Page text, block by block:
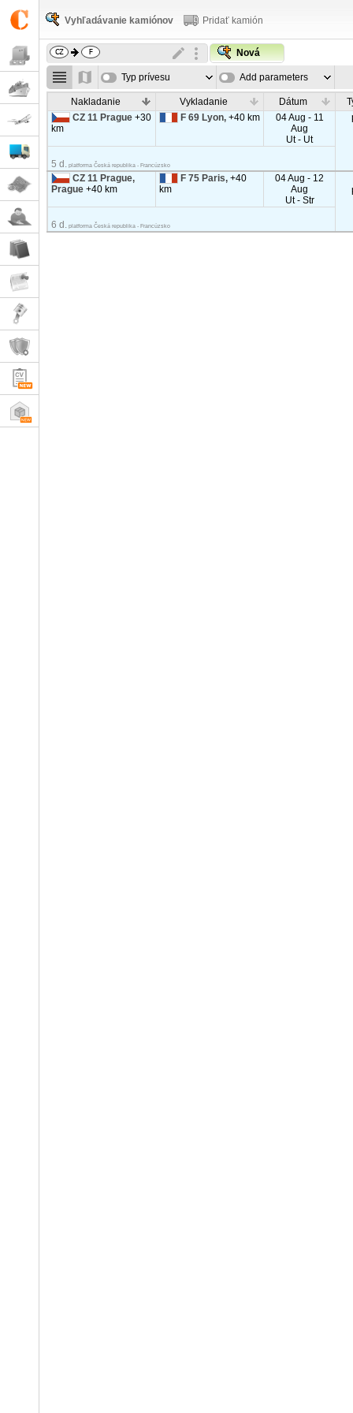
Vyhľadávanie kamiónov Pridať kamión
Nová
Typ prívesu Add parameters
Nakladanie Vykladanie Dátum
CZ 11 Prague+30
km
F 69 Lyon,+40 km
04 Aug - 11
Aug
Ut - Ut
5 d. platforma Česká republika - Francúzsko
CZ 11 Prague,
Prague+40 km
F 75 Paris,+40
km
04 Aug - 12
Aug
Ut - Str
6 d. platforma Česká republika - Francúzsko